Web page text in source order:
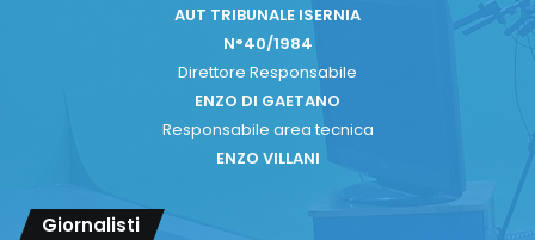
AUT TRIBUNALE ISERNIA
N°40/1984
Direttore Responsabile
ENZO DI GAETANO
Responsabile area tecnica
ENZO VILLANI
Giornalisti